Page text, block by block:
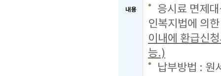
내용
응시료 면제
인복지법에 의
이내에 환급신
능.)
납부방법 : 원